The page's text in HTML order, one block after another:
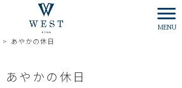
MENU
> あやかの休日
あやかの休日